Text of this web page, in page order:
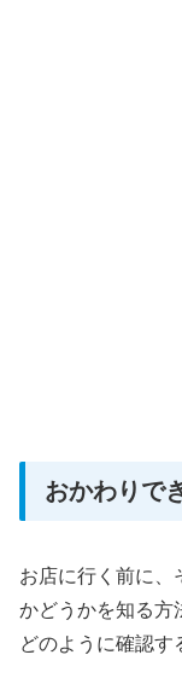
おかわりで
お店に行く前に、
かどうかを知る方
どのように確認す